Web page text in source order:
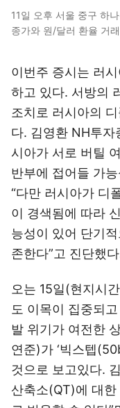
11일 오후 서울 중구 하
종가와 원/달러 환율 거
이번주 증시는 러
하고 있다. 서방의
조치로 러시아의
다. 김영환 NH투자
시아가 서로 버틸
반부에 접어들 가
“다만 러시아가 디
이 경색됨에 따라
능성이 있어 단기
존한다”고 진단했
오는 15일(현지시
도 이목이 집중되
발 위기가 여전한
연준)가 ‘빅스텝
것으로 보고있다.
산축소(QT)에 대한